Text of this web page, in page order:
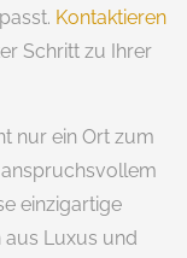
Kontaktieren
Schritt zu Ihrer
nur ein Ort zum
einzigartige
aus Luxus und